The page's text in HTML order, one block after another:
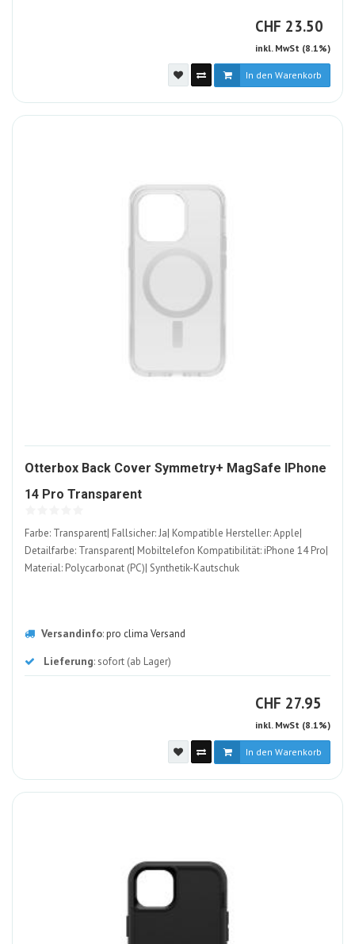
CHF CHF
23.50
inkl. MwSt (8.1%)
In den Warenkorb
Otterbox Back Cover Symmetry+ MagSafe IPhone
14 Pro Transparent1410641-
Farbe: Transparent| Fallsicher: Ja| Kompatible Hersteller: Apple|
Detailfarbe: Transparent| Mobiltelefon Kompatibilität: iPhone 14 Pro|
Material: Polycarbonat (PC)| Synthetik-Kautschuk
Versandinfo:pro clima Versand
Lieferung: sofort (ab Lager)
CHF CHF
27.95
inkl. MwSt (8.1%)
In den Warenkorb